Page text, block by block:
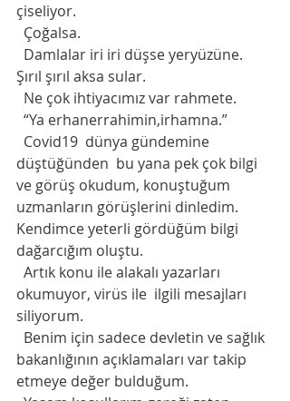
çiseliyor.
  Çoğalsa.
Şırıl şırıl aksa sular.
  Ne çok ihtiyacımız var rahmete.
  “Ya erhanerrahimin,irhamna.”
düştüğünden  bu yana pek çok bilgi
ve görüş okudum, konuştuğum
uzmanların görüşlerini dinledim.
Kendimce yeterli gördüğüm bilgi
dağarcığım oluştu.
okumuyor, virüs ile  ilgili mesajları
siliyorum.
bakanlığının açıklamaları var takip
etmeye değer bulduğum.